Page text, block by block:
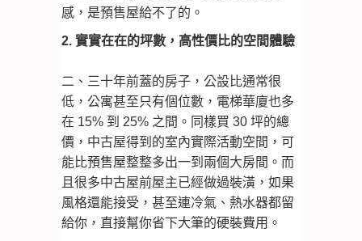
感，是預售屋給不了的。
2. 實實在在的坪數，高性價比的空間體驗
二、三十年前蓋的房子，公設比通常很
低，公寓甚至只有個位數，電梯華廈也多
在 15% 到 25% 之間。同樣買 30 坪的總
價，中古屋得到的室內實際活動空間，可
能比預售屋整整多出一到兩個大房間。而
且很多中古屋前屋主已經做過裝潢，如果
風格還能接受，甚至連冷氣、熱水器都留
給你，直接幫你省下大筆的硬裝費用。